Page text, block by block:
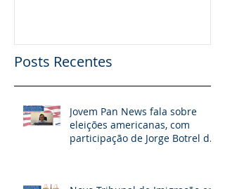
Posts Recentes
Jovem Pan News fala sobre
eleições americanas, com
participação de Jorge Botrel da